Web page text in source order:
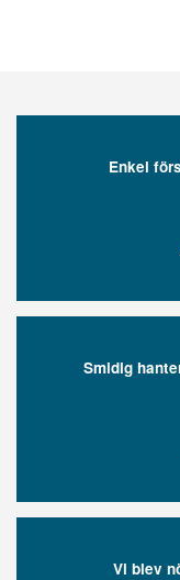
Enkel
Smidig
Vi blev